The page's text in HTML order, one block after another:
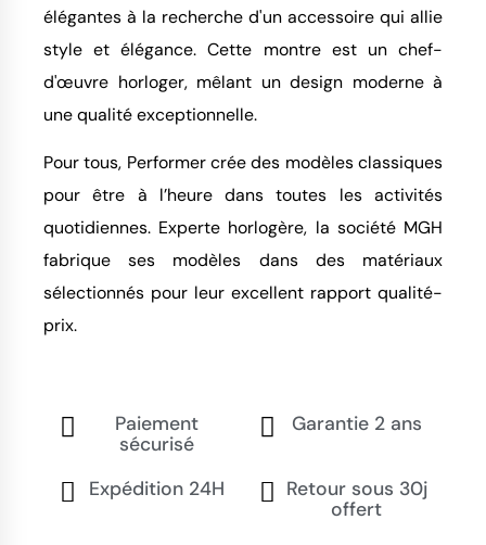
élégantes à la recherche d'un accessoire qui allie
style et élégance. Cette montre est un chef-
d'œuvre horloger, mêlant un design moderne à
une qualité exceptionnelle.
Pour tous, Performer crée des modèles classiques
pour être à l’heure dans toutes les activités
quotidiennes. Experte horlogère, la société MGH
fabrique ses modèles dans des matériaux
sélectionnés pour leur excellent rapport qualité-
prix.
Paiement
sécurisé
Garantie 2 ans
Expédition 24H
Retour sous 30j
offert